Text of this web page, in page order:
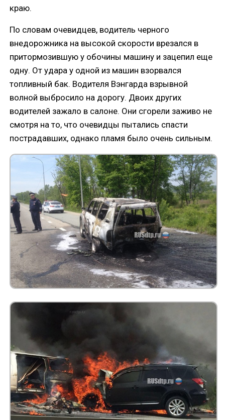
краю.
По словам очевидцев, водитель черного
внедорожника на высокой скорости врезался в
притормозившую у обочины машину и зацепил еще
одну. От удара у одной из машин взорвался
топливный бак. Водителя Вэнгарда взрывной
волной выбросило на дорогу. Двоих других
водителей зажало в салоне. Они сгорели заживо не
смотря на то, что очевидцы пытались спасти
пострадавших, однако пламя было очень сильным.